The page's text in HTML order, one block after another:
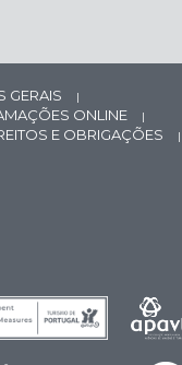
GERAIS |
ONLINE |
E OBRIGAÇÕES |